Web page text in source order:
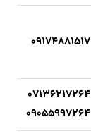
09174881517
07136217264
09055997264